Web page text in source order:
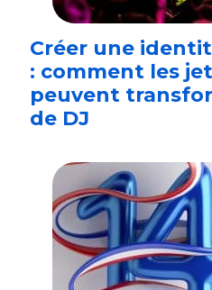
Créer une
: comment les
peuvent
de DJ